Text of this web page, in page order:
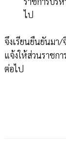
ไป
จึงเรียนยืนยันมา/
แจ้งให้ส่วนราชก
ต่อไป